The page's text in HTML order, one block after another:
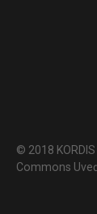
© 2018
Commons